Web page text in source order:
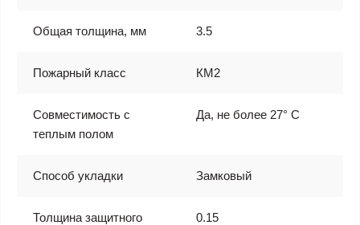
Общая толщина, мм 3.5
Пожарный класс КМ2
Совместимость с
теплым полом
Да, не более 27° С
Способ укладки Замковый
Толщина защитного
0.15